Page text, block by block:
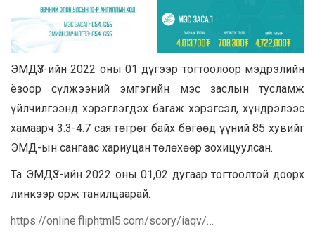
ЭМДҮЗ-ийн 2022 оны 01 дүгээр тогтоолоор мэдрэлийн
ёзоор сүлжээний эмгэгийн мэс заслын тусламж
үйлчилгээнд хэрэглэгдэх багаж хэрэгсэл, хүндрэлээс
хамаарч 3.3-4.7 сая төгрөг байх бөгөөд үүний 85 хувийг
ЭМД-ын сангаас хариуцан төлөхөөр зохицуулсан.
Та ЭМДҮЗ-ийн 2022 оны 01,02 дугаар тогтоолтой доорх
линкээр орж танилцаарай.
https://online.fliphtml5.com/scory/iaqv/…